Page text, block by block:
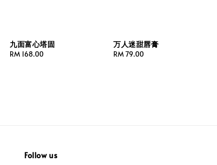
九面富心塔固
Regular
RM 168.00
万人迷甜唇膏
Regular
RM 79.00
Follow us